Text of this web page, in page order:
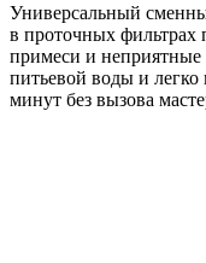
Универсальный
в проточных фильтрах
примеси и неприятные
питьевой воды и легко
минут без вызова